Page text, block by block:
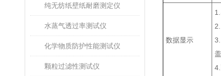
纯无纺纸壁纸耐磨测定仪
水蒸气透过率测试仪
化学物质防护性能测试仪
颗粒过滤性测试仪
数据显示